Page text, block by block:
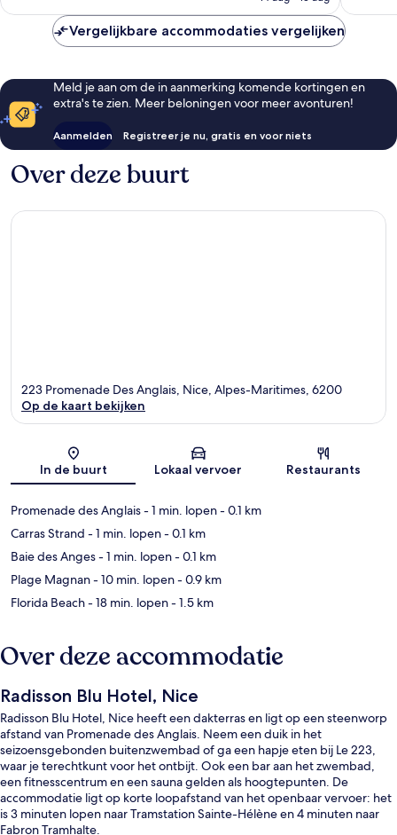
Vergelijkbare accommodaties vergelijken
Meld je aan om de in aanmerking komende kortingen en
extra's te zien. Meer beloningen voor meer avonturen!
Aanmelden Registreer je nu, gratis en voor niets
Over deze buurt
Kaart
223 Promenade Des Anglais, Nice, Alpes-Maritimes, 6200
Op de kaart bekijken
In de buurt Lokaal vervoer Restaurants
Promenade des Anglais- 1 min. lopen- 0.1 km
Carras Strand - 1 min. lopen- 0.1 km
Baie des Anges- 1 min. lopen- 0.1 km
Plage Magnan- 10 min. lopen- 0.9 km
Florida Beach- 18 min. lopen- 1.5 km
Over deze accommodatie
Radisson Blu Hotel, Nice
Radisson Blu Hotel, Nice heeft een dakterras en ligt op een steenworp
afstand van Promenade des Anglais. Neem een duik in het
seizoensgebonden buitenzwembad of ga een hapje eten bij Le 223,
waar je terechtkunt voor het ontbijt. Ook een bar aan het zwembad,
een fitnesscentrum en een sauna gelden als hoogtepunten. De
accommodatie ligt op korte loopafstand van het openbaar vervoer: het
is 3 minuten lopen naar Tramstation Sainte-Hélène en 4 minuten naar
Fabron Tramhalte.